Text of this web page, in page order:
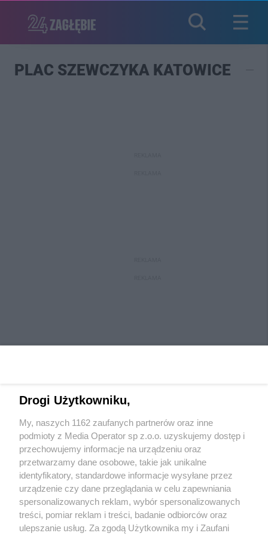
PLAC SZEWCZYKA KATOWICE
Wydawca mediówlokalnych
Nie zapomnij
zapoznać się z:
polityką prywatności
Twojemiasto Skontaktuj się z nami
Drogi Użytkowniku,
My, naszych 1162 zaufanych partnerów oraz inne
podmioty z Media Operator sp z.o.o. uzyskujemy dostęp i
przechowujemy informacje na urządzeniu oraz
przetwarzamy dane osobowe, takie jak unikalne
identyfikatory, standardowe informacje wysyłane przez
urządzenie czy dane przeglądania w celu zapewniania
spersonalizowanych reklam, wybór spersonalizowanych
treści, pomiar reklam i treści, badanie odbiorców oraz
ulepszanie usług. Za zgodą Użytkownika my i Zaufani